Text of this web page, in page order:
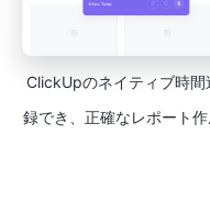
ClickUpのネイティブ時
録でき、正確なレポート